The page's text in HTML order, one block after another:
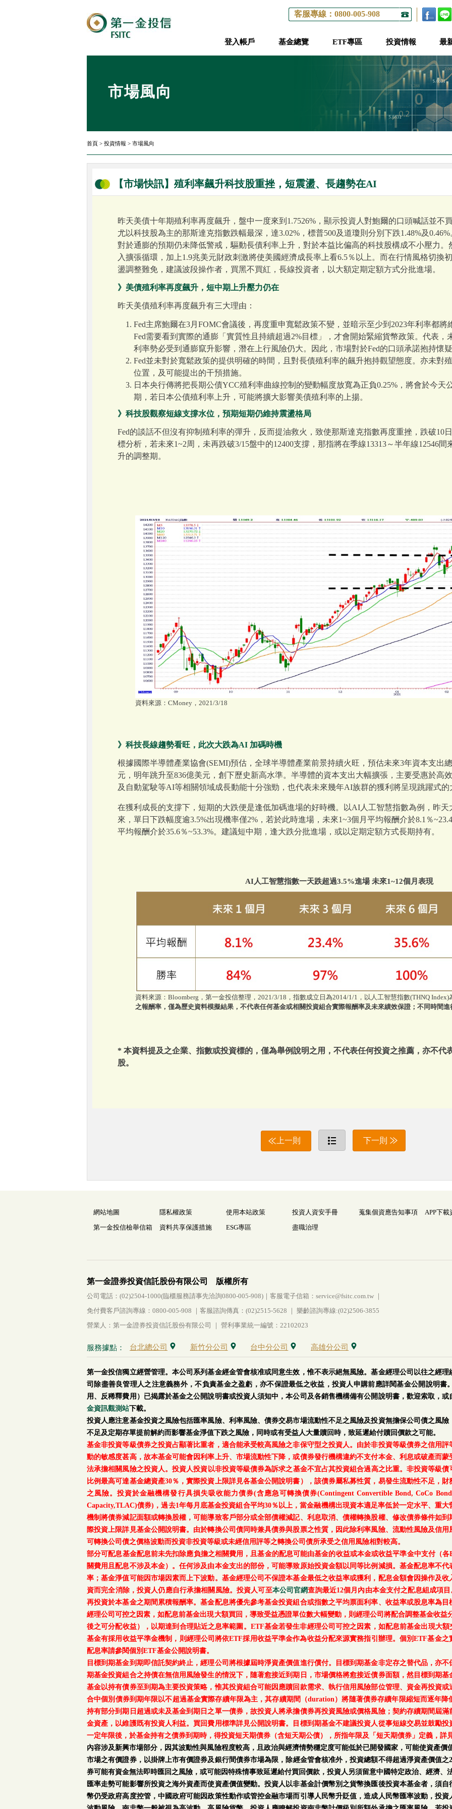
客服專線：0800-005-908
登入帳戶 基金總覽 ETF專區 投資情報 最
市場風向
首頁 > 投資情報 > 市場風向
【市場快訊】殖利率飆升科技股重挫，短震盪、長趨勢在AI
昨天美債十年期殖利率再度飆升，盤中一度來到1.7526%，顯示投資人對鮑爾的口頭喊話並不
尤以科技股為主的那斯達克指數跌幅最深，達3.02%，標普500及道瓊則分別下跌1.48%及
對於通膨的預期仍未降低警戒，驅動長債利率上升，對於本益比偏高的科技股構成不小壓力
入擴張循環，加上1.9兆美元財政刺激將使美國經濟成長率上看6.5％以上。而在行情風格切換
盪調整難免，建議波段操作者，買黑不買紅，長線投資者，以大額定期定額方式分批進場。
》美債殖利率再度飆升，短中期上升壓力仍在
昨天美債殖利率再度飆升有三大理由：
Fed主席鮑爾在3月FOMC會議後，再度重申寬鬆政策不變，並暗示至少到2023年利率都
Fed需要看到實際的通膨「實質性且持續超過2%目標」，才會開始緊縮貨幣政策。代表，
利率勢必受到通膨竄升影響，潛在上行風險仍大。因此，市場對於Fed的口頭承諾抱持懷
Fed並未對於寬鬆政策的提供明確的時間，且對長債殖利率的飆升抱持觀望態度。亦未對
位置，及可能提出的干預措施。
日本央行傳將把長期公債YCC殖利率曲線控制的變動幅度放寬為正負0.25%，將會於今天
期，若日本公債殖利率上升，可能將擴大影響美債殖利率的上揚。
》科技股觀察短線支撐水位，預期短期仍維持震盪格局
Fed的談話不但沒有抑制殖利率的彈升，反而提油救火，致使那斯達克指數再度重挫，跌破10
標分析，若未來1~2周，未再跌破3/15盤中的12400支撐，那指將在季線13313～半年線12546
升的調整期。
資料來源：CMoney，2021/3/18
》科技長線趨勢看旺，此次大跌為AI 加碼時機
根據國際半導體產業協會(SEMI)預估，全球半導體產業前景持續火旺，預估未來3年資本支出
元，明年跳升至836億美元，創下歷史新高水準。半導體的資本支出大幅擴張，主要受惠於高
及自動駕駛等AI等相關領域成長動能十分強勁，也代表未來幾年AI族群的獲利將呈現跳躍式的
在獲利成長的支撐下，短期的大跌便是逢低加碼進場的好時機。以AI人工智慧指數為例，昨天
來，單日下跌幅度逾3.5%出現機率僅2%，若於此時進場，未來1~3個月平均報酬介於8.1％
平均報酬介於35.6％~53.3%。建議短中期，逢大跌分批進場，或以定期定額方式長期持有。
AI人工智慧指數一天跌超過3.5%進場 未來1~12個月表現
資料來源：Bloomberg，第一金投信整理，2021/3/18，指數成立日為2014/1/1，以人工智慧指數(THNQ Index)
之報酬率，僅為歷史資料模擬結果，不代表任何基金或相關投資組合實際報酬率及未來績效保證；不同時間
* 本資料提及之企業、指數或投資標的，僅為舉例說明之用，不代表任何投資之推薦，亦不代
股。
上一則 下一則
網站地圖 隱私權政策 使用本站政策 投資人資安手冊 蒐集個資應告知事項
APP下載
第一金投信檢舉信箱
資料共享保護措施 ESG專區 盡職治理
第一金證券投資信託股份有限公司 版權所有
公司電話：(02)2504-1000(臨櫃服務請事先洽詢0800-005-908)｜客服電子信箱：service@fsitc.com.tw ｜
免付費客戶諮詢專線：0800-005-908 ｜客服諮詢傳真：(02)2515-5628 ｜ 樂齡諮詢專線:(02)2506-3855
營業人：第一金證券投資信託股份有限公司 ｜ 營利事業統一編號：22102023
服務據點： 台北總公司 新竹分公司 台中分公司 高雄分公司
第一金投信獨立經營管理。本公司系列基金經金管會核准或同意生效，惟不表示絕無風險。基金經理公司以往之經
司除盡善良管理人之注意義務外，不負責基金之盈虧，亦不保證最低之收益，投資人申購前應詳閱基金公開說明書
用、反稀釋費用）已揭露於基金之公開說明書或投資人須知中，本公司及各銷售機構備有公開說明書，歡迎索取，或
金資訊觀測站下載。
投資人應注意基金投資之風險包括匯率風險、利率風險、債券交易市場流動性不足之風險及投資無擔保公司債之風
不足及定期存單提前解約而影響基金淨值下跌之風險，同時或有受益人大量贖回時，致延遲給付贖回價款之可能。
基金非投資等級債券之投資占顯著比重者，適合能承受較高風險之非保守型之投資人。由於非投資等級債券之信用
動的敏感度甚高，故本基金可能會因利率上升、市場流動性下降，或債券發行機構違約不支付本金、利息或破產而
法承擔相關風險之投資人。投資人投資以非投資等級債券為訴求之基金不宜占其投資組合過高之比重。非投資等級
比例最高可達基金總資產30％，實際投資上限詳見各基金公開說明書），該債券屬私募性質，易發生流動性不足，
之風險。投資於金融機構發行具損失吸收能力債券(含應急可轉換債券(Contingent Convertible Bond, CoCo
Capacity,TLAC)債券)，過去1年每月底基金投資組合平均30％以上，當金融機構出現資本適足率低於一定水平、重
機制將債券減記面額或轉換股權，可能導致客戶部分或全部債權減記、利息取消、債權轉換股權、修改債券條件如
際投資上限詳見基金公開說明書。由於轉換公司債同時兼具債券與股票之性質，因此除利率風險、流動性風險及信
可轉換公司債之價格波動而投資非投資等級或未經信用評等之轉換公司債所承受之信用風險相對較高。
部分可配息基金配息前未先扣除應負擔之相關費用，且基金的配息可能由基金的收益或本金或收益平準金中支付（
關費用且配息不涉及本金）。任何涉及由本金支出的部份，可能導致原始投資金額以同等比例減損。基金配息率不
率；基金淨值可能因市場因素而上下波動。基金經理公司不保證本基金最低之收益率或獲利，配息金額會因操作及
資而完全消除，投資人仍應自行承擔相關風險。投資人可至本公司官網查詢最近12個月內由本金支付之配息組成項
再投資於本基金之期間累積報酬率。基金配息將優先參考基金投資組合或指數之平均票面利率、收益率或股息率為
經理公司可控之因素，如配息前基金出現大額買回，導致受益憑證單位數大幅變動，則經理公司將配合調整基金收
後之可分配收益），以期達到合理貼近之息率範圍。ETF基金若發生非經理公司可控之因素，如配息前基金出現大
基金有採用收益平準金機制，則經理公司將依ETF採用收益平準金作為收益分配來源實務指引辦理。個別ETF基金
配息率請參閱個別ETF基金公開說明書。
目標到期基金到期即信託契約終止，經理公司將根據屆時淨資產價值進行償付。目標到期基金非定存之替代品，亦
期基金投資組合之持債在無信用風險發生的情況下，隨著愈接近到期日，市場價格將愈接近債券面額，然目標到期
基金以持有債券至到期為主要投資策略，惟其投資組合可能因應贖回款需求、執行信用風險部位管理、資金再投資
合中個別債券到期年限以不超過基金實際存續年限為主，其存續期間（duration）將隨著債券存續年限縮短而逐年
持有部分到期日超過或未及基金到期日之單一債券，故投資人將承擔債券再投資風險或價格風險；契約存續期間屆
金資產，以維護既有投資人利益。買回費用標準詳見公開說明書。目標到期基金不建議投資人從事短線交易並鼓勵
一定年限後，於基金持有之債券到期時，得投資短天期債券（含短天期公債），所指年限及「短天期債券」定義，詳
內容涉及新興市場部分，因其波動性與風險程度較高，且政治與經濟情勢穩定度可能低於已開發國家，可能使資產
市場之有價證券，以掛牌上市有價證券及銀行間債券市場為限，除經金管會核准外，投資總額不得超過淨資產價值
券可能有資金無法即時匯回之風險，或可能因特殊情事致延遲給付買回價款，投資人另須留意中國特定政治、經濟、
匯率走勢可能影響所投資之海外資產而使資產價值變動。投資人以非基金計價幣別之貨幣換匯後投資本基金者，須
幣仍受政府高度控管，中國政府可能因政策性動作或管控金融市場而引導人民幣升貶值，造成人民幣匯率波動，投